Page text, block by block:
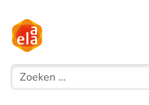
Zoeken